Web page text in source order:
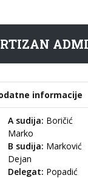
informacije
A sudija: Boričić
Marko
B sudija: Marković
Dejan
Delegat: Popadić